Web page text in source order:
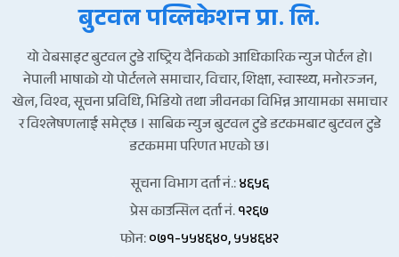
बुटवल पव्लिकेशन प्रा. लि.
यो वेबसाइट बुटवल टुडे राष्ट्रिय दैनिकको आधिकारिक न्युज पोर्टल हो।
नेपाली भाषाको यो पोर्टलले समाचार, विचार, शिक्षा, स्वास्थ्य, मनोरञ्जन,
खेल, विश्व, सूचना प्रविधि, भिडियो तथा जीवनका विभिन्न आयामका समाचार
र विश्लेषणलाई समेट्छ । साबिक न्युज बुटवल टुडे डटकमबाट बुटवल टुडे
डटकममा परिणत भएको छ।
सूचना विभाग दर्ता नं.:४६५६
प्रेस काउन्सिल दर्ता नं.१२६७
फोन:०७१-५५४६४०, ५५४६४२